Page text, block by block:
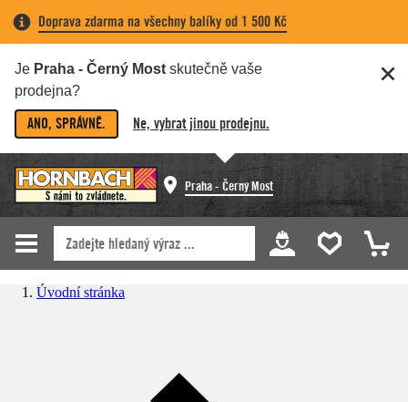
Doprava zdarma na všechny balíky od 1 500 Kč
Je Praha - Černý Most skutečně vaše
prodejna?
ANO, SPRÁVNĚ. Ne, vybrat jinou prodejnu.
Praha - Černý Most
Úvodní stránka